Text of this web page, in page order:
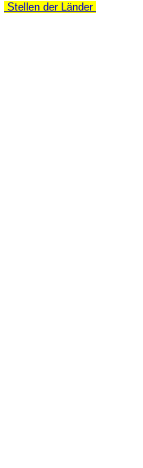
Stellen der Länder